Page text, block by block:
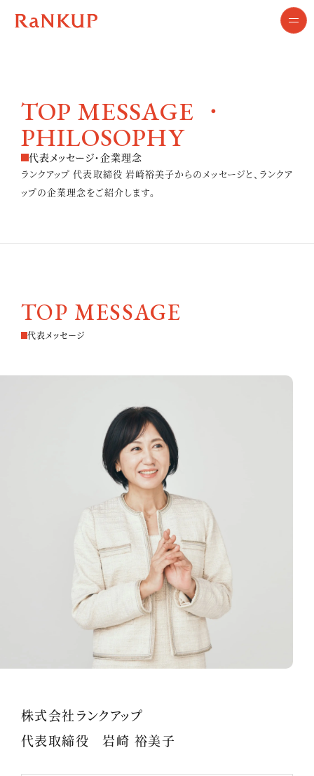
TOP MESSAGE ・
PHILOSOPHY
代表メッセージ・企業理念
ランクアップ 代表取締役 岩崎裕美子からのメッセージと、ランクア
ップの企業理念をご紹介します。
TOP MESSAGE
代表メッセージ
株式会社ランクアップ
代表取締役 岩崎 裕美子